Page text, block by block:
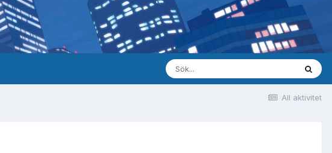
All aktivitet